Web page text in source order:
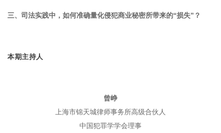
三、司法实践中，如何准确量化侵犯商业秘密所带来的“损失”？
本期主持人
曾峥
上海市锦天城律师事务所高级合伙人
中国犯罪学学会理事